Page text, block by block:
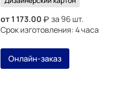
от 1 173.00
за 96 шт.
Срок изготовления: 4 часа
Онлайн-заказ